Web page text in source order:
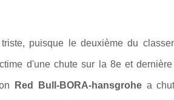
puisque le deuxième du
d'une chute sur la 8e et
Red Bull-BORA-hansgrohe a